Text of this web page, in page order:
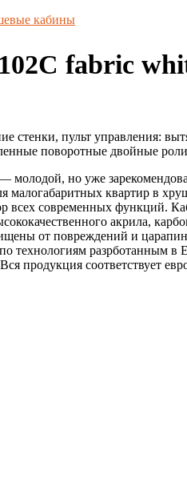
кабины
fabric
стенки, пульт управления:
поворотные двойные
но уже
малогабаритных квартир в
всех современных функций.
акрила,
от повреждений и
технологиям разрботанным
продукция соответствует